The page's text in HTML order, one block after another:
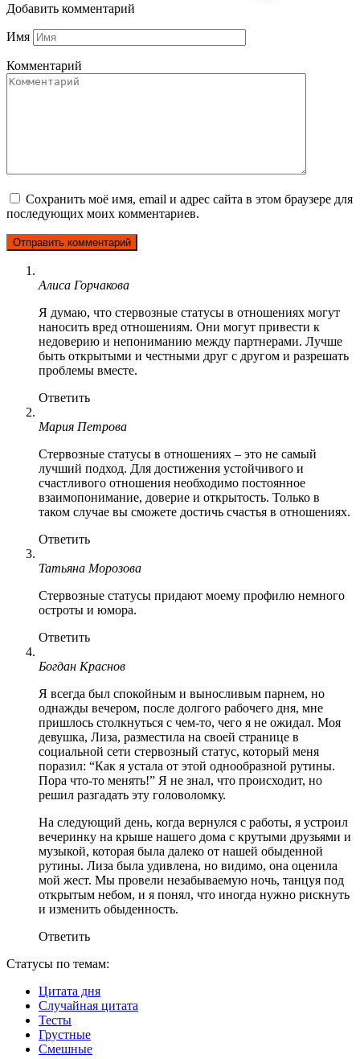
Добавить комментарий
Имя
Комментарий
Сохранить моё имя, email и адрес сайта в этом браузере для
последующих моих комментариев.
Алиса Горчакова
Я думаю, что стервозные статусы в отношениях могут
наносить вред отношениям. Они могут привести к
недоверию и непониманию между партнерами. Лучше
быть открытыми и честными друг с другом и разрешать
проблемы вместе.
Ответить
Мария Петрова
Стервозные статусы в отношениях – это не самый
лучший подход. Для достижения устойчивого и
счастливого отношения необходимо постоянное
взаимопонимание, доверие и открытость. Только в
таком случае вы сможете достичь счастья в отношениях.
Ответить
Татьяна Морозова
Стервозные статусы придают моему профилю немного
остроты и юмора.
Ответить
Богдан Краснов
Я всегда был спокойным и выносливым парнем, но
однажды вечером, после долгого рабочего дня, мне
пришлось столкнуться с чем-то, чего я не ожидал. Моя
девушка, Лиза, разместила на своей странице в
социальной сети стервозный статус, который меня
поразил: “Как я устала от этой однообразной рутины.
Пора что-то менять!” Я не знал, что происходит, но
решил разгадать эту головоломку.
На следующий день, когда вернулся с работы, я устроил
вечеринку на крыше нашего дома с крутыми друзьями и
музыкой, которая была далеко от нашей обыденной
рутины. Лиза была удивлена, но видимо, она оценила
мой жест. Мы провели незабываемую ночь, танцуя под
открытым небом, и я понял, что иногда нужно рискнуть
и изменить обыденность.
Ответить
Статусы по темам:
Цитата дня
Случайная цитата
Тесты
Грустные
Смешные